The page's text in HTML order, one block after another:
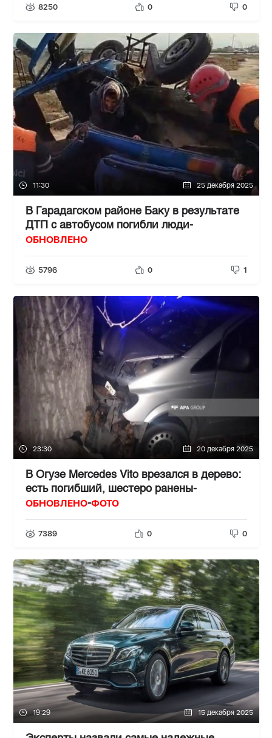
8250 0 0
11:30 25 декабря 2025
В Гарадагском районе Баку в результате
ДТП с автобусом погибли люди-
ОБНОВЛЕНО
5796 0 1
23:30 20 декабря 2025
В Огузе Mercedes Vito врезался в дерево:
есть погибший, шестеро ранены-
ОБНОВЛЕНО-ФОТО
7389 0 0
19:29 15 декабря 2025